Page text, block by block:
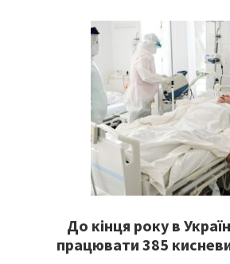
До кінця року в
працювати 385